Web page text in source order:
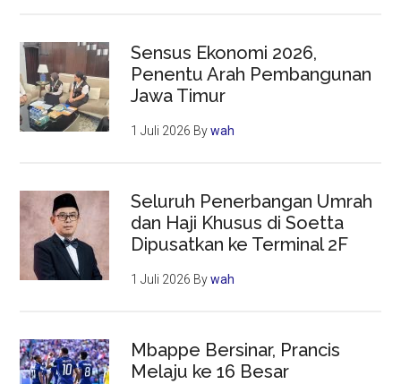
Sensus Ekonomi 2026,
Penentu Arah Pembangunan
Jawa Timur
1 Juli 2026 Bywah
Seluruh Penerbangan Umrah
dan Haji Khusus di Soetta
Dipusatkan ke Terminal 2F
1 Juli 2026 Bywah
Mbappe Bersinar, Prancis
Melaju ke 16 Besar